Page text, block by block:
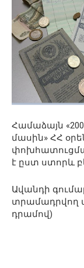
Համաձայն
մասին» ՀՀ
է ըստ ստորև
Ավանդի
տրամադրվող
դրամով)